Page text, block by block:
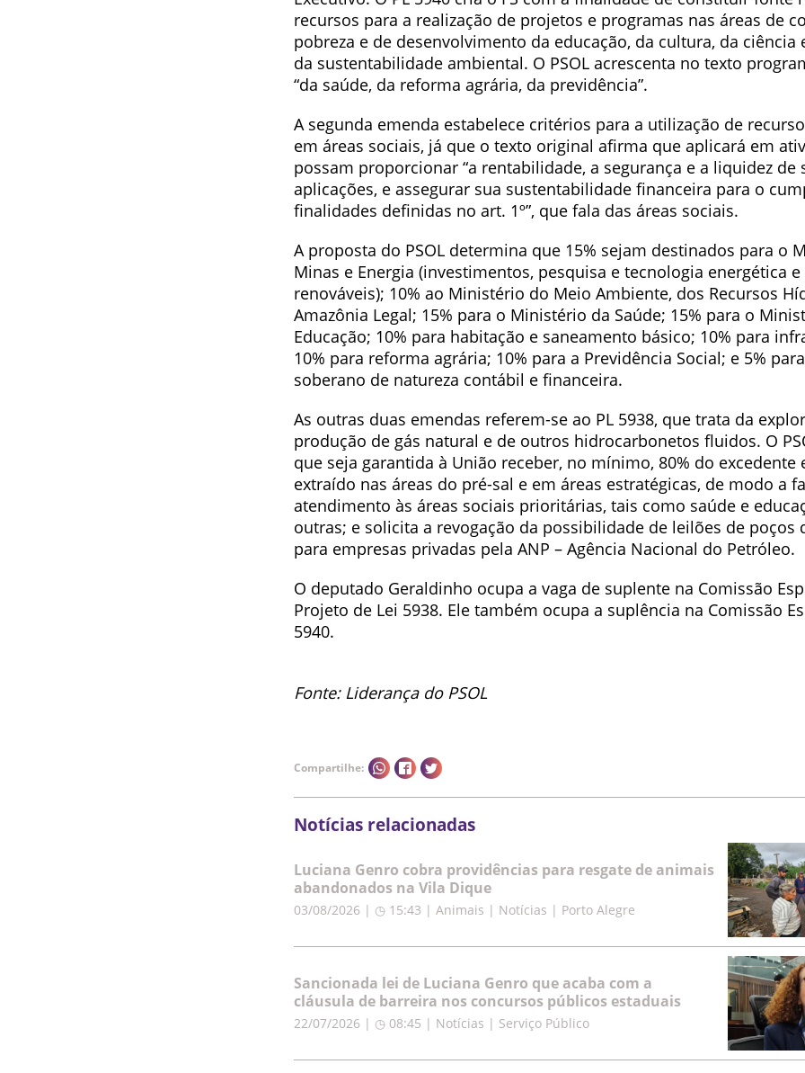
recursos para a realização de projetos e programas nas áreas de
pobreza e de desenvolvimento da educação, da cultura, da ciência
da sustentabilidade ambiental. O PSOL acrescenta no texto
“da saúde, da reforma agrária, da previdência”.
A segunda emenda estabelece critérios para a utilização de
em áreas sociais, já que o texto original afirma que aplicará em
possam proporcionar “a rentabilidade, a segurança e a liquidez de
aplicações, e assegurar sua sustentabilidade financeira para o
finalidades definidas no art. 1º”, que fala das áreas sociais.
A proposta do PSOL determina que 15% sejam destinados para o
Minas e Energia (investimentos, pesquisa e tecnologia energética
renováveis); 10% ao Ministério do Meio Ambiente, dos Recursos
Amazônia Legal; 15% para o Ministério da Saúde; 15% para o
Educação; 10% para habitação e saneamento básico; 10% para
10% para reforma agrária; 10% para a Previdência Social; e 5%
soberano de natureza contábil e financeira.
As outras duas emendas referem-se ao PL 5938, que trata da
produção de gás natural e de outros hidrocarbonetos fluidos. O
que seja garantida à União receber, no mínimo, 80% do excedente
extraído nas áreas do pré-sal e em áreas estratégicas, de modo a
atendimento às áreas sociais prioritárias, tais como saúde e
outras; e solicita a revogação da possibilidade de leilões de poços
para empresas privadas pela ANP – Agência Nacional do Petróleo.
O deputado Geraldinho ocupa a vaga de suplente na Comissão
Projeto de Lei 5938. Ele também ocupa a suplência na Comissão
5940.
Fonte: Liderança do PSOL
Compartilhe:
Notícias relacionadas
Luciana Genro cobra providências para resgate de animais
abandonados na Vila Dique
03/08/2026 | ◷ 15:43 | Animais | Notícias | Porto Alegre
Sancionada lei de Luciana Genro que acaba com a
cláusula de barreira nos concursos públicos estaduais
22/07/2026 | ◷ 08:45 | Notícias | Serviço Público